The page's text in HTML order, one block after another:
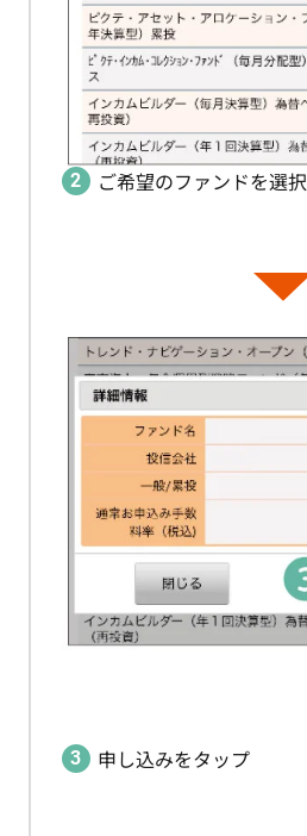
ご希望のファンドを選択
申し込みをタップ